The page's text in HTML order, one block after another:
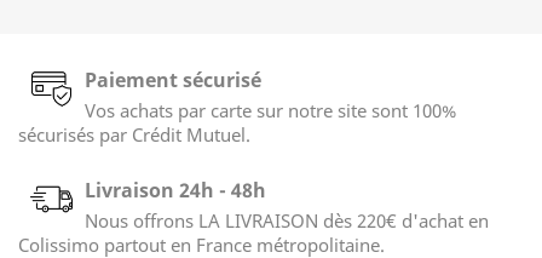
Paiement sécurisé
Vos achats par carte sur notre site sont 100%
sécurisés par Crédit Mutuel.
Livraison 24h - 48h
Nous offrons LA LIVRAISON dès 220€ d'achat en
Colissimo partout en France métropolitaine.